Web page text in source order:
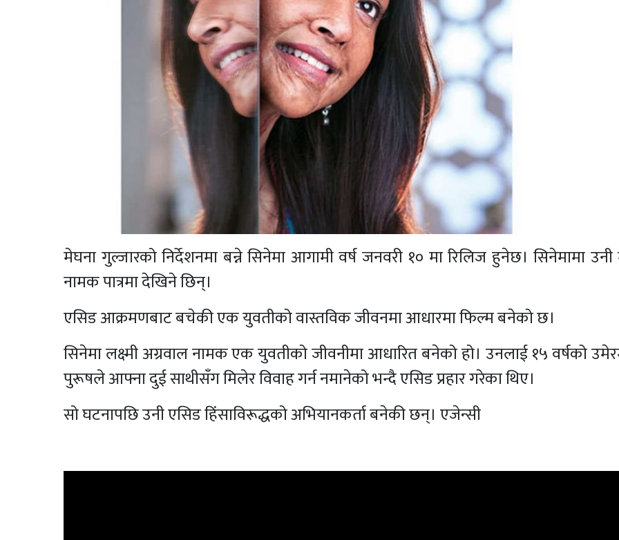
मेघना गुल्जारको निर्देशनमा बन्ने सिनेमा आगामी वर्ष जनवरी १० मा रिलिज हुनेछ। सिनेमामा
नामक पात्रमा देखिने छिन्।
एसिड आक्रमणबाट बचेकी एक युवतीको वास्तविक जीवनमा आधारमा फिल्म बनेको छ।
सिनेमा लक्ष्मी अग्रवाल नामक एक युवतीको जीवनीमा आधारित बनेको हो। उनलाई १५ वर्षको
पुरूषले आफ्ना दुई साथीसँग मिलेर विवाह गर्न नमानेको भन्दै एसिड प्रहार गरेका थिए।
सो घटनापछि उनी एसिड हिंसाविरूद्धको अभियानकर्ता बनेकी छन्। एजेन्सी